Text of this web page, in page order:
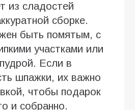
из сладостей
сборке.
быть помятым, с
участками или
Если в
шпажки, их важно
чтобы подарок
и собранно.